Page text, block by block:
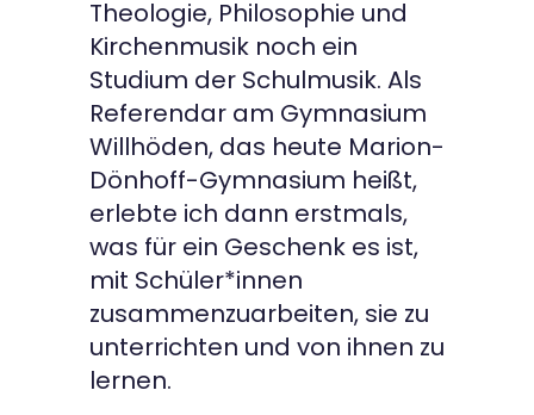
Theologie, Philosophie und
Kirchenmusik noch ein
Studium der Schulmusik. Als
Referendar am Gymnasium
Willhöden, das heute Marion-
Dönhoff-Gymnasium heißt,
erlebte ich dann erstmals,
was für ein Geschenk es ist,
mit Schüler*innen
zusammenzuarbeiten, sie zu
unterrichten und von ihnen zu
lernen.